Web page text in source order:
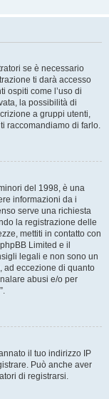
se è necessario
ti darà accesso
ospiti come l’uso di
la possibilità di
a gruppi utenti,
raccomandiamo di farlo.
del 1998, è una
informazioni da i
serve una richiesta
la registrazione delle
mettiti in contatto con
Limited e il
legali e non sono un
ad eccezione di quanto
abusi e/o per
il tuo indirizzo IP
Può anche aver
di registrarsi.